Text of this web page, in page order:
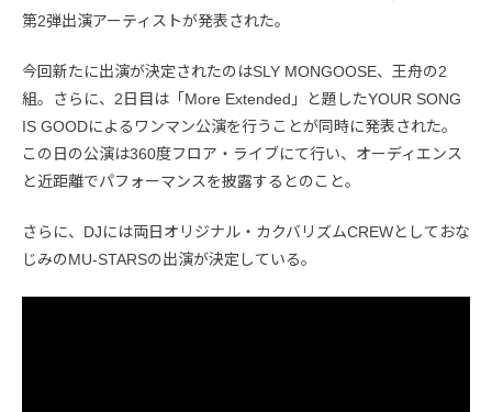
第2弾出演アーティストが発表された。
今回新たに出演が決定されたのはSLY MONGOOSE、王舟の2
組。さらに、2日目は「More Extended」と題したYOUR SONG
IS GOODによるワンマン公演を行うことが同時に発表された。
この日の公演は360度フロア・ライブにて行い、オーディエンス
と近距離でパフォーマンスを披露するとのこと。
さらに、DJには両日オリジナル・カクバリズムCREWとしておな
じみのMU-STARSの出演が決定している。